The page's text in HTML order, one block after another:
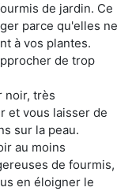
de jardin. Ce
parce qu'elles ne
à vos plantes.
de trop
noir, très
et vous laisser de
sur la peau.
au moins
de fourmis,
en éloigner le